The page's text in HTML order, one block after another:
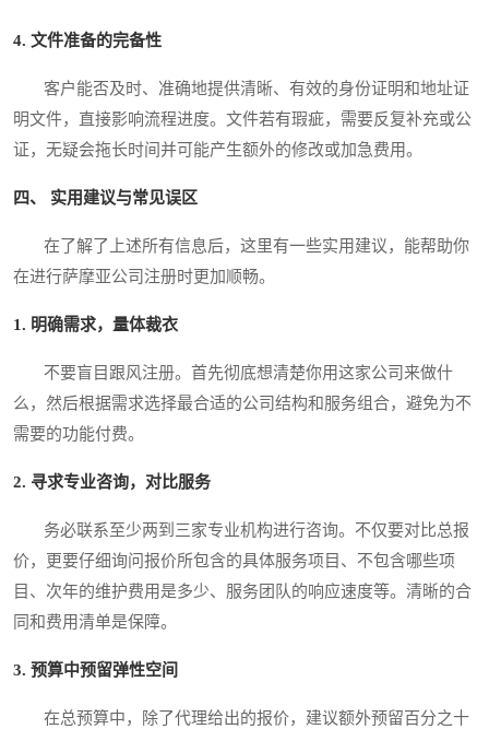
4. 文件准备的完备性
客户能否及时、准确地提供清晰、有效的身份证明和地址证
明文件，直接影响流程进度。文件若有瑕疵，需要反复补充或公
证，无疑会拖长时间并可能产生额外的修改或加急费用。
四、 实用建议与常见误区
在了解了上述所有信息后，这里有一些实用建议，能帮助你
在进行萨摩亚公司注册时更加顺畅。
1. 明确需求，量体裁衣
不要盲目跟风注册。首先彻底想清楚你用这家公司来做什
么，然后根据需求选择最合适的公司结构和服务组合，避免为不
需要的功能付费。
2. 寻求专业咨询，对比服务
务必联系至少两到三家专业机构进行咨询。不仅要对比总报
价，更要仔细询问报价所包含的具体服务项目、不包含哪些项
目、次年的维护费用是多少、服务团队的响应速度等。清晰的合
同和费用清单是保障。
3. 预算中预留弹性空间
在总预算中，除了代理给出的报价，建议额外预留百分之十